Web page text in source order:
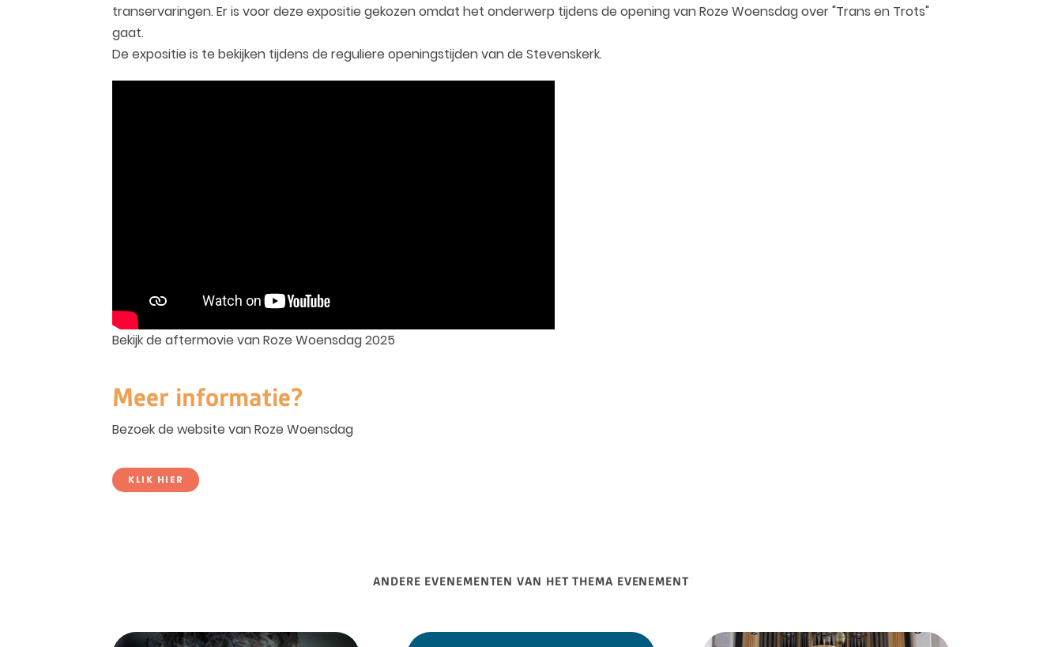
transervaringen. Er is voor deze expositie gekozen omdat het onderwerp tijdens de opening van Roze Woensdag over "Trans en Trots"
gaat.
De expositie is te bekijken tijdens de reguliere openingstijden van de Stevenskerk.
Bekijk de aftermovie van Roze Woensdag 2025
Meer informatie?
Bezoek de website van Roze Woensdag
KLIK HIER
ANDERE EVENEMENTEN VAN HET THEMA EVENEMENT